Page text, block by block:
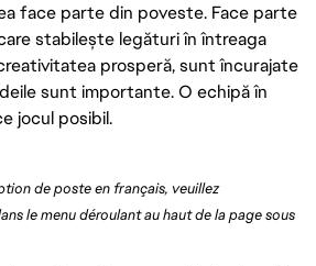
face parte din poveste. Face parte
stabilește legături în întreaga
prosperă, sunt încurajate
sunt importante. O echipă în
jocul posibil.
de poste en français, veuillez
le menu déroulant au haut de la page sous